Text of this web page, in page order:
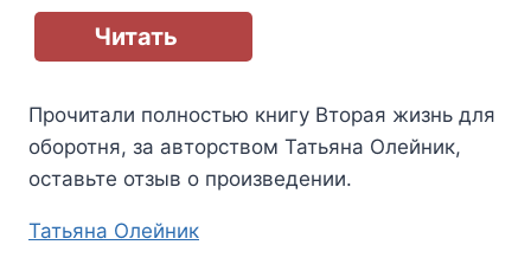
Читать
Прочитали полностью книгу Вторая жизнь для
оборотня, за авторством Татьяна Олейник,
оставьте отзыв о произведении.
Метки
Татьяна Олейник